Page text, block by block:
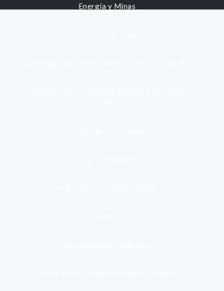
Energía y Minas